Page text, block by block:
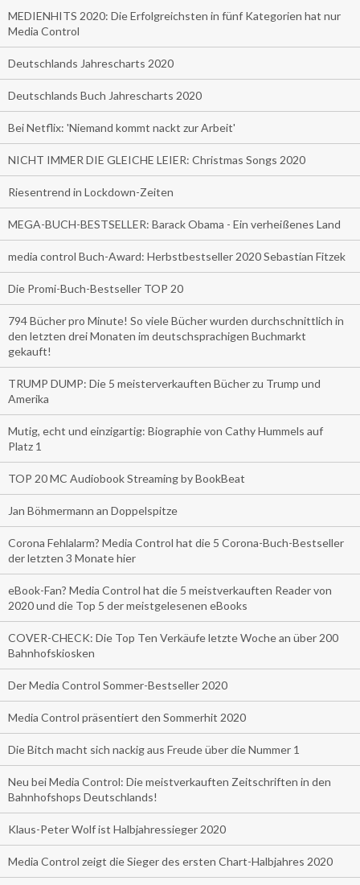
MEDIENHITS 2020: Die Erfolgreichsten in fünf Kategorien hat nur
Media Control
Deutschlands Jahrescharts 2020
Deutschlands Buch Jahrescharts 2020
Bei Netflix: 'Niemand kommt nackt zur Arbeit'
NICHT IMMER DIE GLEICHE LEIER: Christmas Songs 2020
Riesentrend in Lockdown-Zeiten
MEGA-BUCH-BESTSELLER: Barack Obama - Ein verheißenes Land
media control Buch-Award: Herbstbestseller 2020 Sebastian Fitzek
Die Promi-Buch-Bestseller TOP 20
794 Bücher pro Minute! So viele Bücher wurden durchschnittlich in
den letzten drei Monaten im deutschsprachigen Buchmarkt
gekauft!
TRUMP DUMP: Die 5 meisterverkauften Bücher zu Trump und
Amerika
Mutig, echt und einzigartig: Biographie von Cathy Hummels auf
Platz 1
TOP 20 MC Audiobook Streaming by BookBeat
Jan Böhmermann an Doppelspitze
Corona Fehlalarm? Media Control hat die 5 Corona-Buch-Bestseller
der letzten 3 Monate hier
eBook-Fan? Media Control hat die 5 meistverkauften Reader von
2020 und die Top 5 der meistgelesenen eBooks
COVER-CHECK: Die Top Ten Verkäufe letzte Woche an über 200
Bahnhofskiosken
Der Media Control Sommer-Bestseller 2020
Media Control präsentiert den Sommerhit 2020
Die Bitch macht sich nackig aus Freude über die Nummer 1
Neu bei Media Control: Die meistverkauften Zeitschriften in den
Bahnhofshops Deutschlands!
Klaus-Peter Wolf ist Halbjahressieger 2020
Media Control zeigt die Sieger des ersten Chart-Halbjahres 2020